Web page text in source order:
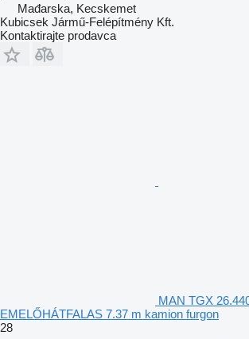
Mađarska, Kecskemet
Kubicsek Jármű-Felépítmény Kft.
Kontaktirajte prodavca
MAN TGX
EMELŐHÁTFALAS 7.37 m kamion furgon
28